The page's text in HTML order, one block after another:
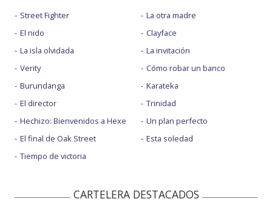
Street Fighter
El nido
La isla olvidada
Verity
Burundanga
El director
Hechizo: Bienvenidos a Hexe
El final de Oak Street
Tiempo de victoria
La otra madre
Clayface
La invitación
Cómo robar un banco
Karateka
Trinidad
Un plan perfecto
Esta soledad
CARTELERA DESTACADOS